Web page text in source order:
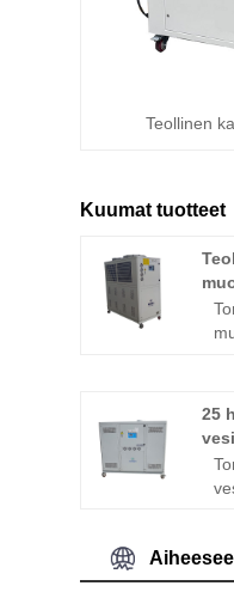
Teollinen
Kuumat tuotteet
25